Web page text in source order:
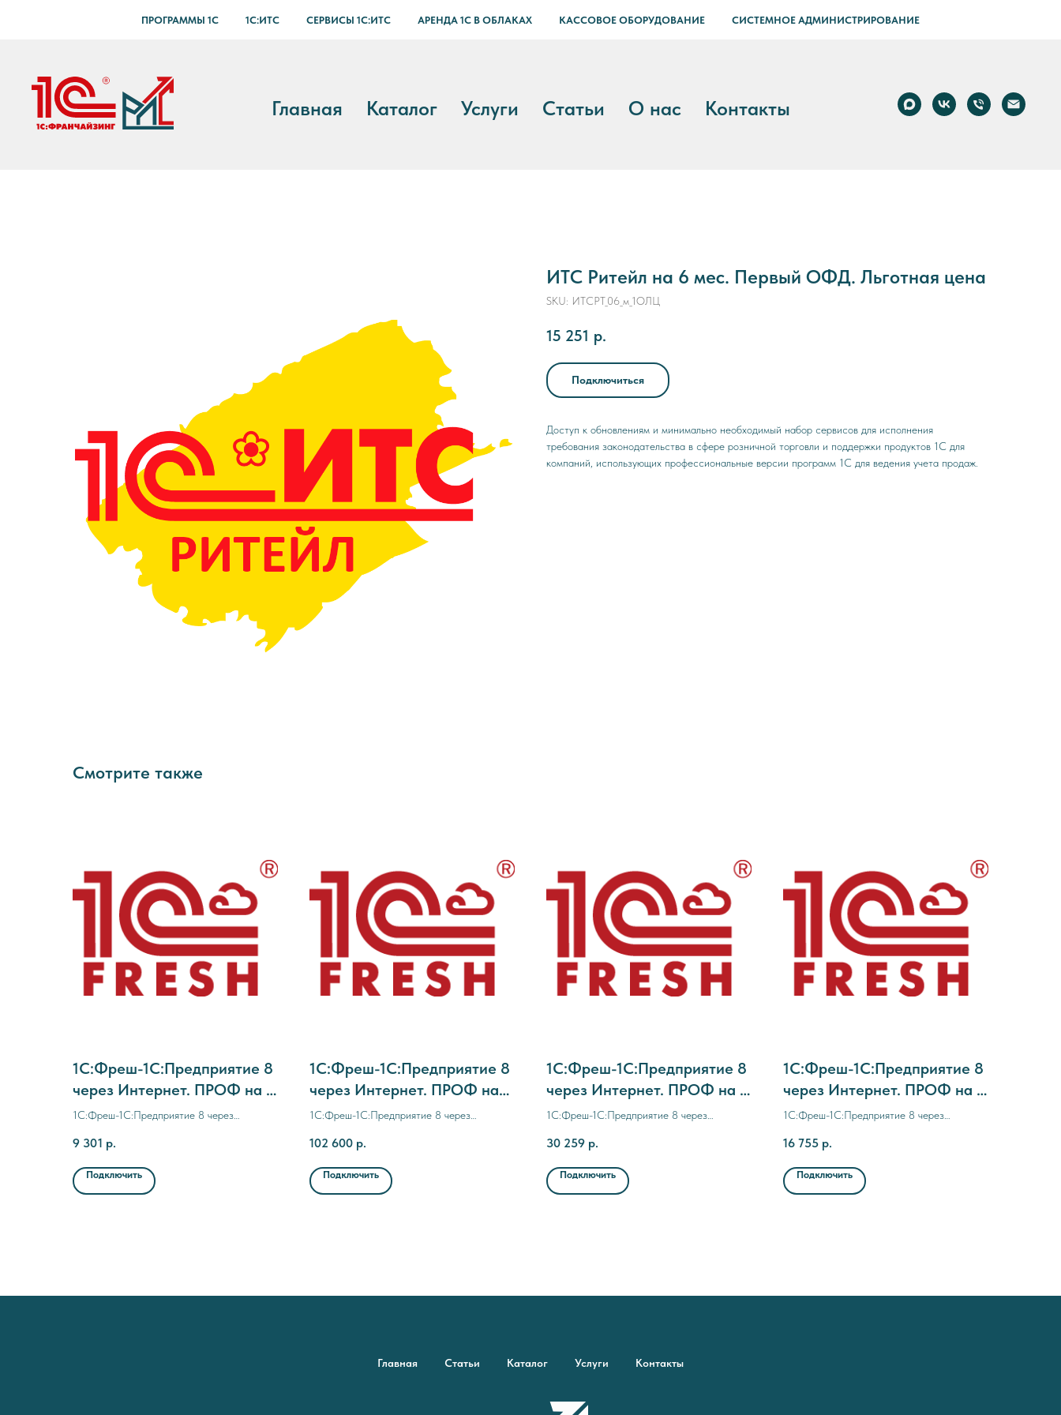
ПРОГРАММЫ 1С 1С:ИТС СЕРВИСЫ 1С:ИТС АРЕНДА 1С В ОБЛАКАХ КАССОВОЕ ОБОРУДОВАНИЕ СИСТЕМНОЕ АДМИНИСТРИРОВАНИЕ
Главная Каталог Услуги Статьи О нас Контакты
ИТС Ритейл на 6 мес. Первый ОФД. Льготная цена
SKU: ИТСРТ_06_м_1ОЛЦ
15 251 р.
Подключиться
Доступ к обновлениям и минимально необходимый набор сервисов для исполнения
требования законодательства в сфере розничной торговли и поддержки продуктов 1С для
компаний, использующих профессиональные версии программ 1С для ведения учета продаж.
Смотрите также
1C:Фреш-1C:Предприятие 8
через Интернет. ПРОФ на 1
мес. (с прерыванием
1C:Фреш-1C:Предприятие 8 через
договора)
9 301 р.
Подключить
1C:Фреш-1C:Предприятие 8
через Интернет. ПРОФ на
24 месяца
1C:Фреш-1C:Предприятие 8 через
102 600 р.
Подключить
1C:Фреш-1C:Предприятие 8
через Интернет. ПРОФ на 6
месяцев
1C:Фреш-1C:Предприятие 8 через
30 259 р.
Подключить
1C:Фреш-1C:Предприятие 8
через Интернет. ПРОФ на 3
месяца
1C:Фреш-1C:Предприятие 8 через
16 755 р.
Подключить
Главная Статьи Каталог Услуги Контакты